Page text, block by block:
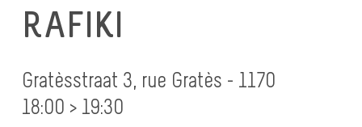
RAFIKI
Gratèsstraat 3, rue Gratès - 1170
18:00 > 19:30